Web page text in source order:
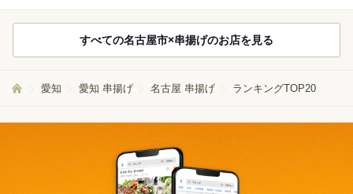
すべての名古屋市×串揚げのお店を見る
愛知 愛知 串揚げ 名古屋 串揚げ ランキングTOP20